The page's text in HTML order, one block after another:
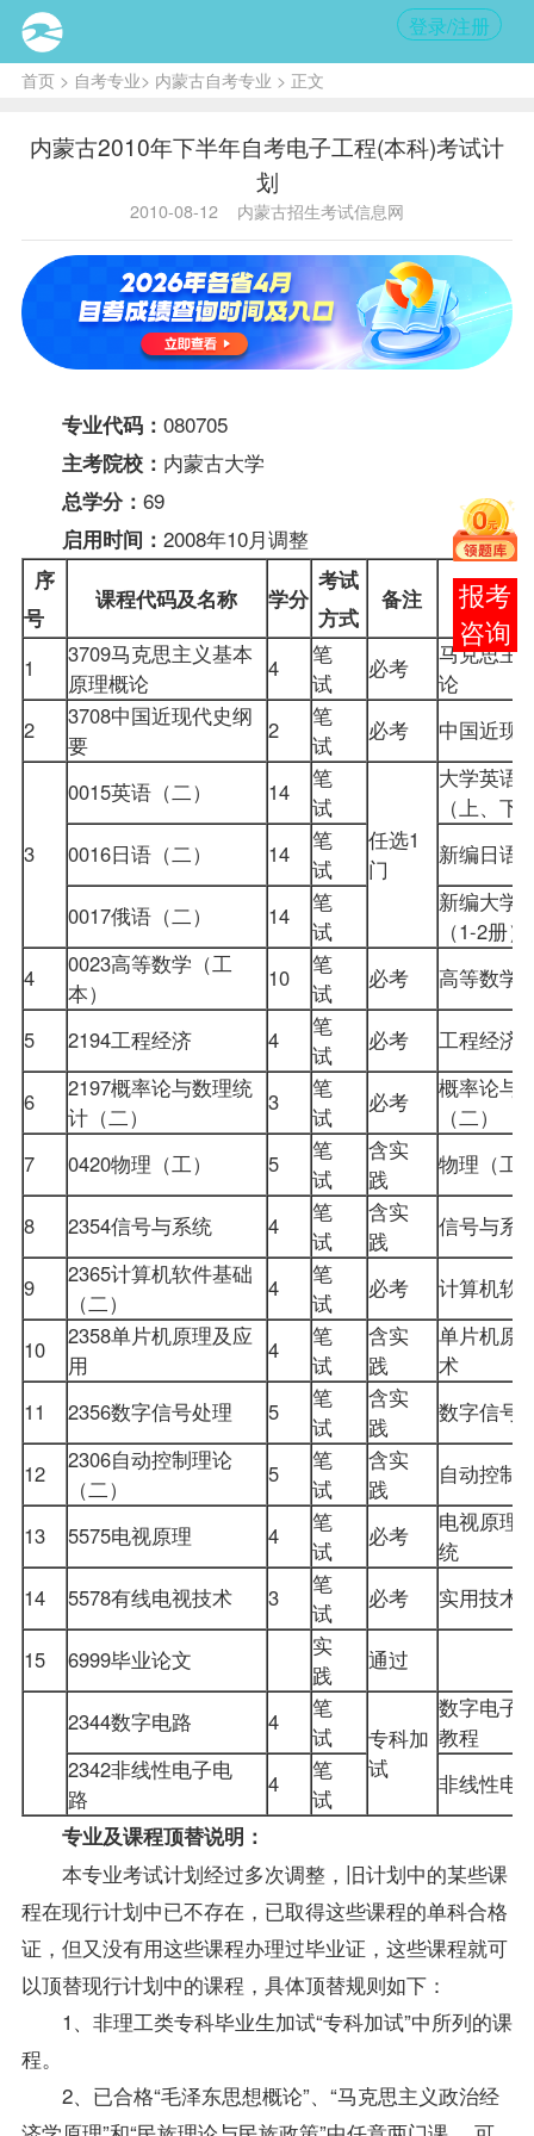
登录/注册
首页> 自考专业> 内蒙古自考专业 > 正文
内蒙古2010年下半年自考电子工程(本科)考试计
划
2010-08-12 内蒙古招生考试信息网
专业代码： 080705
主考院校： 内蒙古大学
总学分： 69
启用时间： 2008年10月调整
序
号
课程代码及名称 学分
考试
方式
备注 使
1 3709马克思主义基本
原理概论
4
笔
试
必考
马克思主
论
2
3708中国近现代史纲
要
2
笔
试
必考 中国近
3
0015英语（二） 14 笔
试
任选1
门
大学英语
（上、
0016日语（二）
14 笔
试
新编日
0017俄语（二） 14 笔
试
新编大学
（1-2册
4
0023高等数学（工
本）
10 笔
试
必考 高等数
5 2194工程经济 4
笔
试
必考 工程经
6
2197概率论与数理统
计（二）
3
笔
试
必考
概率论与
（二）
7
0420物理（工） 5
笔
试
含实
践
物理（
8 2354信号与系统 4
笔
试
含实
践
信号与
9
2365计算机软件基础
（二）
4
笔
试
必考 计算机
10 2358单片机原理及应
用
4
笔
试
含实
践
单片机原
术
11 2356数字信号处理 5
笔
试
含实
践
数字信
12 2306自动控制理论
（二）
5
笔
试
含实
践
自动控
13 5575电视原理 4
笔
试
必考
电视原理
统
14 5578有线电视技术 3
笔
试
必考 实用技
15 6999毕业论文
实
践
通过
2344数字电路 4
笔
试
专科加
试
数字电子
教程
2342非线性电子电
路
4
笔
试
非线性
专业及课程顶替说明：
本专业考试计划经过多次调整，旧计划中的某些课
程在现行计划中已不存在，已取得这些课程的单科合格
证，但又没有用这些课程办理过毕业证，这些课程就可
以顶替现行计划中的课程，具体顶替规则如下：
1、非理工类专科毕业生加试“专科加试”中所列的课
程。
2、已合格“毛泽东思想概论”、“马克思主义政治经
在线
客服